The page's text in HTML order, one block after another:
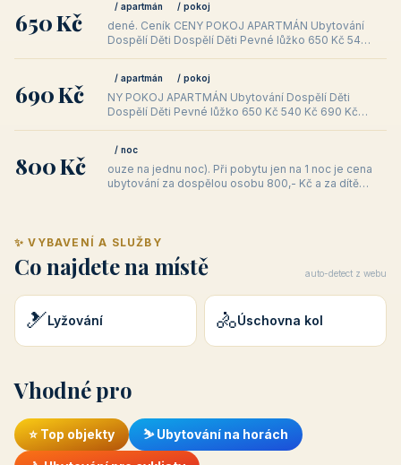
650 Kč
/ apartmán / pokoj
dené. Ceník CENY POKOJ APARTMÁN Ubytování
Dospělí Děti Dospělí Děti Pevné lůžko 650 Kč 540
690 Kč
/ apartmán / pokoj
NY POKOJ APARTMÁN Ubytování Dospělí Děti
Dospělí Děti Pevné lůžko 650 Kč 540 Kč 690 Kč
800 Kč
/ noc
ouze na jednu noc). Při pobytu jen na 1 noc je cena
ubytování za dospělou osobu 800,- Kč a za dítě
✨ VYBAVENÍ A SLUŽBY
Co najdete na místě auto-detect z webu
🎿Lyžování 🚴Úschovna kol
Vhodné pro
⭐ Top objekty ⛷️ Ubytování na horách